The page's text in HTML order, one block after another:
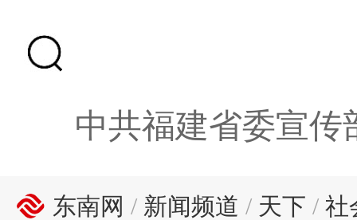
中共福建省委宣传
东南网 / 新闻频道 / 天下 / 社